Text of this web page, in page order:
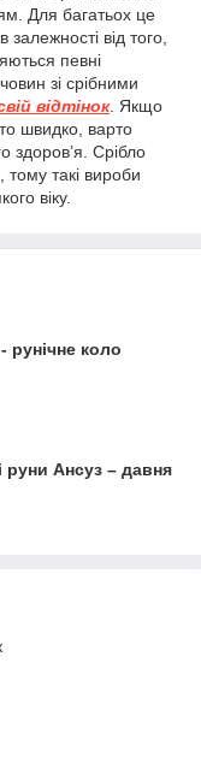
Для багатьох це
від того,
певні
зі срібними
відтінок. Якщо
швидко, варто
здоров’я. Срібло
тому такі вироби
віку.
рунічне коло
руни Ансуз – давня